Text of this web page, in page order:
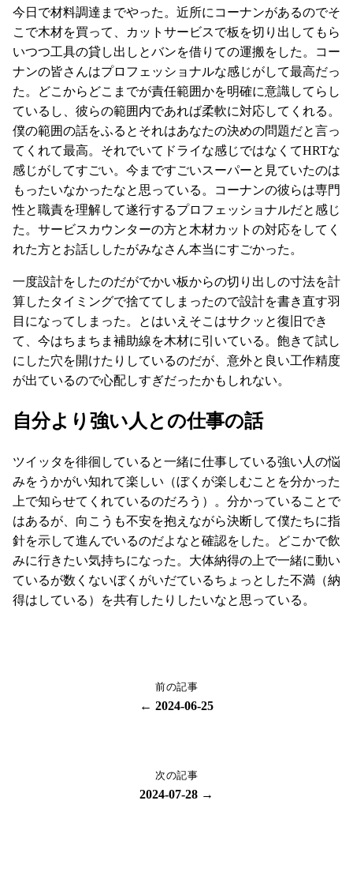
今日で材料調達までやった。近所にコーナンがあるのでそ
こで木材を買って、カットサービスで板を切り出してもら
いつつ工具の貸し出しとバンを借りての運搬をした。コー
ナンの皆さんはプロフェッショナルな感じがして最高だっ
た。どこからどこまでが責任範囲かを明確に意識してらし
ているし、彼らの範囲内であれば柔軟に対応してくれる。
僕の範囲の話をふるとそれはあなたの決めの問題だと言っ
てくれて最高。それでいてドライな感じではなくてHRTな
感じがしてすごい。今まですごいスーパーと見ていたのは
もったいなかったなと思っている。コーナンの彼らは専門
性と職責を理解して遂行するプロフェッショナルだと感じ
た。サービスカウンターの方と木材カットの対応をしてく
れた方とお話ししたがみなさん本当にすごかった。
一度設計をしたのだがでかい板からの切り出しの寸法を計
算したタイミングで捨ててしまったので設計を書き直す羽
目になってしまった。とはいえそこはサクッと復旧でき
て、今はちまちま補助線を木材に引いている。飽きて試し
にした穴を開けたりしているのだが、意外と良い工作精度
が出ているので心配しすぎだったかもしれない。
自分より強い人との仕事の話
ツイッタを徘徊していると一緒に仕事している強い人の悩
みをうかがい知れて楽しい（ぼくが楽しむことを分かった
上で知らせてくれているのだろう）。分かっていることで
はあるが、向こうも不安を抱えながら決断して僕たちに指
針を示して進んでいるのだよなと確認をした。どこかで飲
みに行きたい気持ちになった。大体納得の上で一緒に動い
ているが数くないぼくがいだているちょっとした不満（納
得はしている）を共有したりしたいなと思っている。
前の記事
← 2024-06-25
次の記事
2024-07-28 →